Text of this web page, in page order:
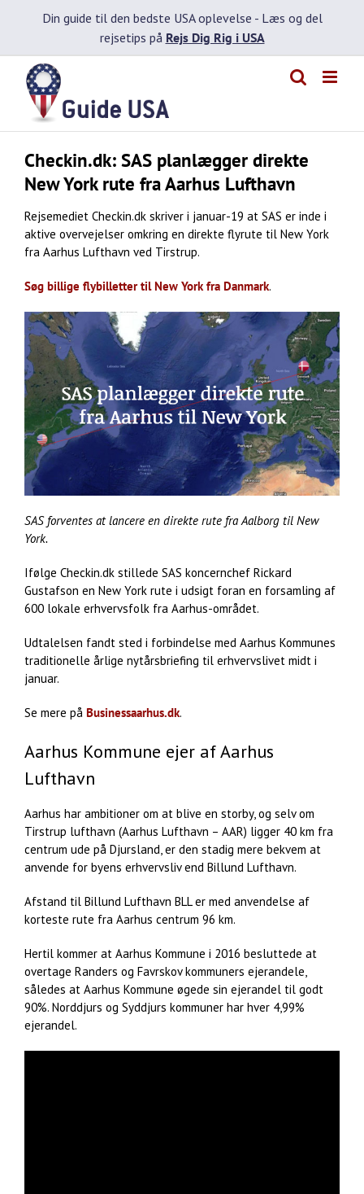
Din guide til den bedste USA oplevelse - Læs og del
rejsetips på Rejs Dig Rig i USA
Checkin.dk: SAS planlægger direkte
New York rute fra Aarhus Lufthavn
Rejsemediet Checkin.dk skriver i januar-19 at SAS er inde i
aktive overvejelser omkring en direkte flyrute til New York
fra Aarhus Lufthavn ved Tirstrup.
Søg billige flybilletter til New York fra Danmark.
SAS forventes at lancere en direkte rute fra Aalborg til New
York.
Ifølge Checkin.dk stillede SAS koncernchef Rickard
Gustafson en New York rute i udsigt foran en forsamling af
600 lokale erhvervsfolk fra Aarhus-området.
Udtalelsen fandt sted i forbindelse med Aarhus Kommunes
traditionelle årlige nytårsbriefing til erhvervslivet midt i
januar.
Se mere på Businessaarhus.dk.
Aarhus Kommune ejer af Aarhus
Lufthavn
Aarhus har ambitioner om at blive en storby, og selv om
Tirstrup lufthavn (Aarhus Lufthavn – AAR) ligger 40 km fra
centrum ude på Djursland, er den stadig mere bekvem at
anvende for byens erhvervsliv end Billund Lufthavn.
Afstand til Billund Lufthavn BLL er med anvendelse af
korteste rute fra Aarhus centrum 96 km.
Hertil kommer at Aarhus Kommune i 2016 besluttede at
overtage Randers og Favrskov kommuners ejerandele,
således at Aarhus Kommune øgede sin ejerandel til godt
90%. Norddjurs og Syddjurs kommuner har hver 4,99%
ejerandel.